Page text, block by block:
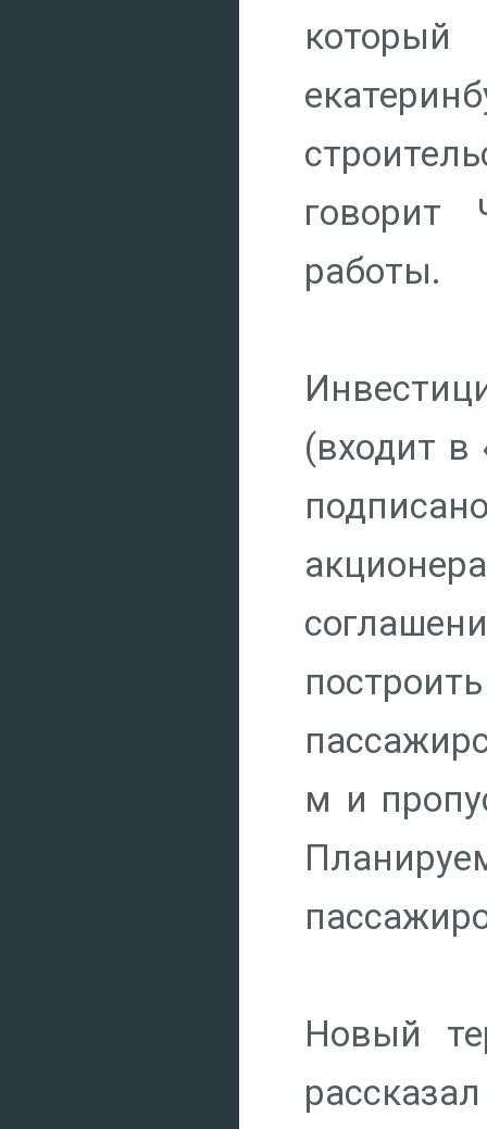
говорит
работы.
(входит в
м и
Новый